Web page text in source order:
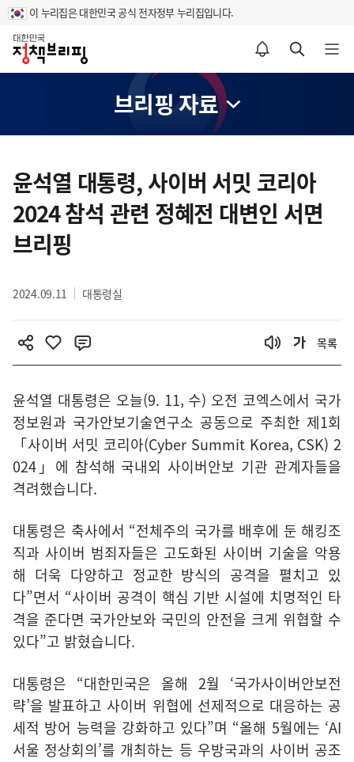
이 누리집은 대한민국 공식 전자정부 누리집입니다.
홈
알림설정 바로가기 검색 바로가기 메뉴 열기
브리핑 자료
텐
츠
영
역
윤석열 대통령, 사이버 서밋 코리아
2024 참석 관련 정혜전 대변인 서면
브리핑
2024.09.11 대통령실
목록
윤석열 대통령은 오늘(9. 11, 수) 오전 코엑스에서 국가
정보원과 국가안보기술연구소 공동으로 주최한 제1회
「사이버 서밋 코리아(Cyber Summit Korea, CSK) 2
024」에 참석해 국내외 사이버안보 기관 관계자들을
격려했습니다.
대통령은 축사에서 “전체주의 국가를 배후에 둔 해킹조
직과 사이버 범죄자들은 고도화된 사이버 기술을 악용
해 더욱 다양하고 정교한 방식의 공격을 펼치고 있
다”면서 “사이버 공격이 핵심 기반 시설에 치명적인 타
격을 준다면 국가안보와 국민의 안전을 크게 위협할 수
있다”고 밝혔습니다.
대통령은 “대한민국은 올해 2월 ‘국가사이버안보전
략’을 발표하고 사이버 위협에 선제적으로 대응하는 공
세적 방어 능력을 강화하고 있다”며 “올해 5월에는 ‘AI
서울 정상회의’를 개최하는 등 우방국과의 사이버 공조